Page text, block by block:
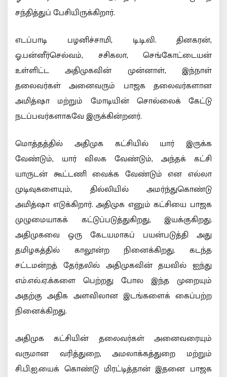
சந்தித்துப் பேசியிருக்கிறார்.
எடப்பாடி பழனிச்சாமி, டி.டி.வி. தினகரன்,
ஓ.பன்னீர்செல்வம், சசிகலா, செங்கோட்டையன்
உள்ளிட்ட அதிமுகவின் முன்னாள், இந்நாள்
தலைவர்கள் அனைவரும் பாஜக தலைவர்களான
அமித்ஷா மற்றும் மோடியின் சொல்லைக் கேட்டு
நடப்பவர்களாகவே இருக்கின்றனர்.
மொத்தத்தில் அதிமுக கட்சியில் யார் இருக்க
வேண்டும், யார் விலக வேண்டும், அந்தக் கட்சி
யாருடன் கூட்டணி வைக்க வேண்டும் என எல்லா
முடிவுகளையும், தில்லியில் அமர்ந்துகொண்டு
அமித்ஷா எடுக்கிறார். அதிமுக எனும் கட்சியை பாஜக
முழுமையாகக் கட்டுப்படுத்துகிறது, இயக்குகிறது.
அதிமுகவை ஒரு கேடயமாகப் பயன்படுத்தி அது
தமிழகத்தில் காலூன்ற நினைக்கிறது. கடந்த
சட்டமன்றத் தேர்தலில் அதிமுகவின் தயவில் ஐந்து
எம்.எல்.ஏ.க்களை பெற்றது போல இந்த முறையும்
அதற்கு அதிக அளவிலான இடங்களைக் கைப்பற்ற
நினைக்கிறது.
அதிமுக கட்சியின் தலைவர்கள் அனைவரையும்
வருமான வரித்துறை, அமலாக்கத்துறை மற்றும்
சி.பி.ஐ.யைக் கொண்டு மிரட்டித்தான் இதனை பாஜக